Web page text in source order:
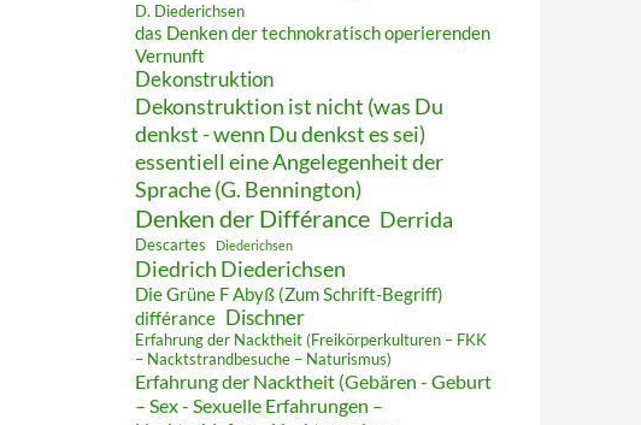
D. Diederichsen
das Denken der technokratisch operierenden
Vernunft
Dekonstruktion
Dekonstruktion ist nicht (was Du
denkst - wenn Du denkst es sei)
essentiell eine Angelegenheit der
Sprache (G. Bennington)
Denken der Différance Derrida
Descartes Diederichsen
Diedrich Diederichsen
Die Grüne F Abyß (Zum Schrift-Begriff)
différance
Dischner
Erfahrung der Nacktheit (Freikörperkulturen – FKK
– Nacktstrandbesuche – Naturismus)
Erfahrung der Nacktheit (Gebären - Geburt
– Sex - Sexuelle Erfahrungen –